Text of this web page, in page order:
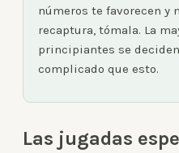
números te favorecen y
recaptura, tómala. La
principiantes se
complicado que esto.
Las jugadas